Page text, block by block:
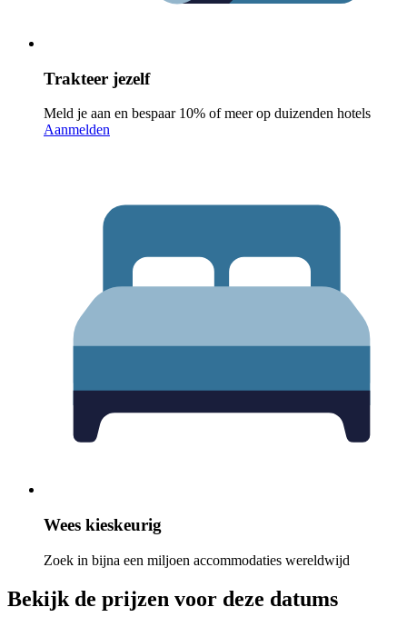
Trakteer jezelf
Meld je aan en bespaar 10% of meer op duizenden hotels
Aanmelden
Wees kieskeurig
Zoek in bijna een miljoen accommodaties wereldwijd
Bekijk de prijzen voor deze datums